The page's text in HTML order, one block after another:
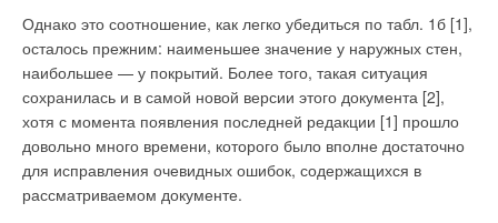
Однако это соотношение, как легко убедиться по табл. 1б [1],
осталось прежним: наименьшее значение у наружных стен,
наибольшее — у покрытий. Более того, такая ситуация
сохранилась и в самой новой версии этого документа [2],
хотя с момента появления последней редакции [1] прошло
довольно много времени, которого было вполне достаточно
для исправления очевидных ошибок, содержащихся в
рассматриваемом документе.
происходит отключение сетевого напряжения.
Принцип работы бытовых мини-электрогенераторов состоит
в преобразовании электроэнергии, запасенной в
аккумуляторных батареях, поэтому преимущества комплекса
«Teplocom» очевидны:
компактность;
бесшумность;
рассмотрим особняк — отдельное здание, в котором
круглогодично проживаниет семья из 2–4 человек, с
приходящим обслуживающим персоналом. Особняк
расположен в зоне континентального/резкоконтинентального
климата, который характерен для большей части России.
Каминная
Обязательным компонентом такого здания является